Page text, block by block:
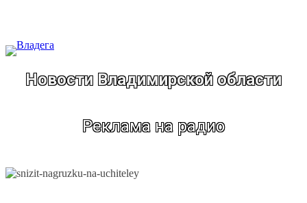
Новости Владимирской области
Реклама на радио